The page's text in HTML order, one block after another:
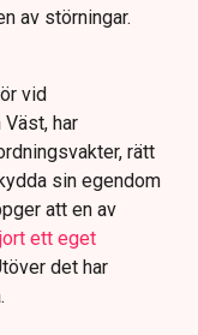
av störningar.
vid
har
rätt
sin egendom
att en av
ett eget
det har